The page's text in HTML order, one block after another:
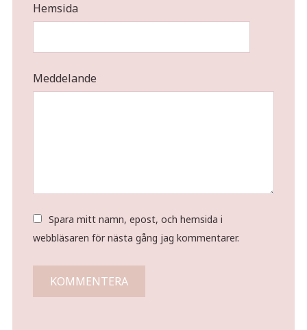
Hemsida
Meddelande
Spara mitt namn, epost, och hemsida i
webbläsaren för nästa gång jag kommentarer.